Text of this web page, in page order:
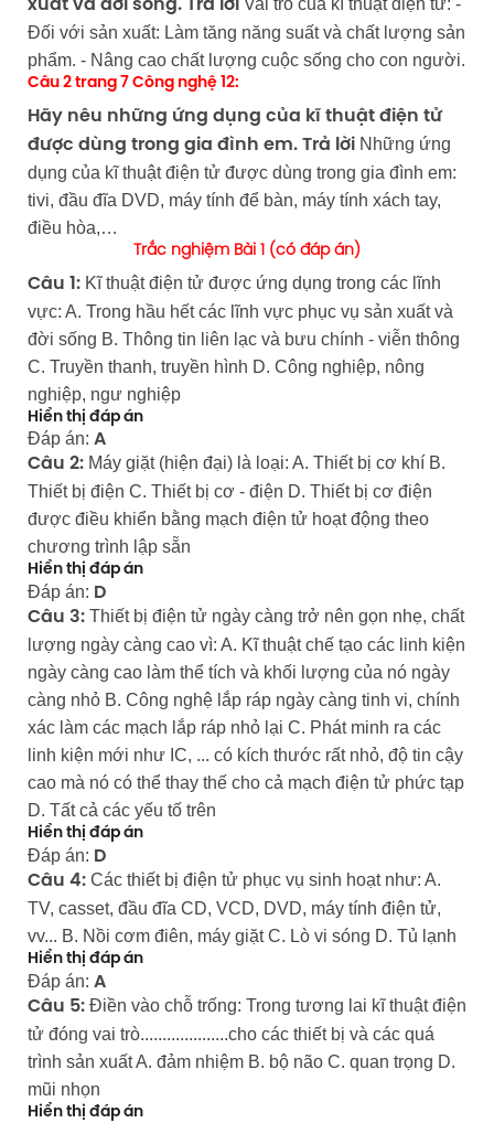
xuất và đời sống. Trả lời
Đối với sản xuất: Làm tăng năng suất và chất lượng sản
phẩm. - Nâng cao chất lượng cuộc sống cho con người.
Câu 2 trang 7 Công nghệ 12:
Hãy nêu những ứng dụng của kĩ thuật điện tử
được dùng trong gia đình em. Trả lờiNhững ứng
dụng của kĩ thuật điện tử được dùng trong gia đình em:
tivi, đầu đĩa DVD, máy tính để bàn, máy tính xách tay,
điều hòa,…
Trắc nghiệm Bài 1 (có đáp án)
Câu 1:Kĩ thuật điện tử được ứng dụng trong các lĩnh
vực: A. Trong hầu hết các lĩnh vực phục vụ sản xuất và
đời sống B. Thông tin liên lạc và bưu chính - viễn thông
C. Truyền thanh, truyền hình D. Công nghiệp, nông
nghiệp, ngư nghiệp
Hiển thị đáp án
Đáp án: A
Câu 2:Máy giặt (hiện đại) là loại: A. Thiết bị cơ khí B.
Thiết bị điện C. Thiết bị cơ - điện D. Thiết bị cơ điện
được điều khiển bằng mạch điện tử hoạt động theo
chương trình lập sẵn
Hiển thị đáp án
Đáp án: D
Câu 3:Thiết bị điện tử ngày càng trở nên gọn nhẹ, chất
lượng ngày càng cao vì: A. Kĩ thuật chế tạo các linh kiện
ngày càng cao làm thể tích và khối lượng của nó ngày
càng nhỏ B. Công nghệ lắp ráp ngày càng tinh vi, chính
xác làm các mạch lắp ráp nhỏ lại C. Phát minh ra các
linh kiện mới như IC, ... có kích thước rất nhỏ, độ tin cậy
cao mà nó có thể thay thế cho cả mạch điện tử phức tạp
D. Tất cả các yếu tố trên
Hiển thị đáp án
Đáp án: D
Câu 4:Các thiết bị điện tử phục vụ sinh hoạt như: A.
TV, casset, đầu đĩa CD, VCD, DVD, máy tính điện tử,
vv... B. Nồi cơm điên, máy giặt C. Lò vi sóng D. Tủ lạnh
Hiển thị đáp án
Đáp án: A
Câu 5:Điền vào chỗ trống: Trong tương lai kĩ thuật điện
tử đóng vai trò....................cho các thiết bị và các quá
trình sản xuất A. đảm nhiệm B. bộ não C. quan trọng D.
mũi nhọn
Hiển thị đáp án